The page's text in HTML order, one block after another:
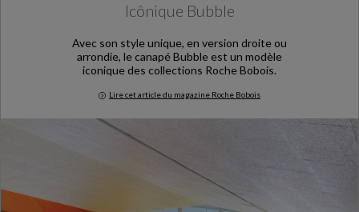
Icônique Bubble
Avec son style unique, en version droite ou
arrondie, le canapé Bubble est un modèle
iconique des collections Roche Bobois.
Lire cet article du magazine Roche Bobois
Icônique Bubble